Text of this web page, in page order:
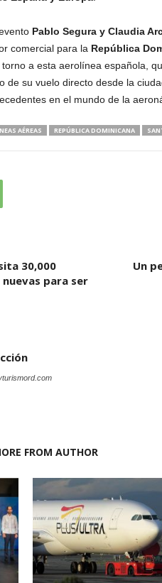
Pablo Segura y Claudia
comercial para la República
a esta aerolínea española,
de su vuelo directo desde la
en el mundo de la
AÉREAS REPÚBLICA DOMINICANA
30,000
para ser
Un
FROM AUTHOR